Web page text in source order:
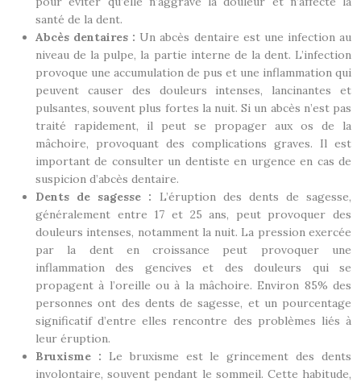
santé de la dent.
Abcès dentaires : Un abcès dentaire est une infection au
niveau de la pulpe, la partie interne de la dent. L’infection
provoque une accumulation de pus et une inflammation qui
peuvent causer des douleurs intenses, lancinantes et
pulsantes, souvent plus fortes la nuit. Si un abcès n’est pas
traité rapidement, il peut se propager aux os de la
mâchoire, provoquant des complications graves. Il est
important de consulter un dentiste en urgence en cas de
suspicion d’abcès dentaire.
Dents de sagesse : L’éruption des dents de sagesse,
généralement entre 17 et 25 ans, peut provoquer des
douleurs intenses, notamment la nuit. La pression exercée
par la dent en croissance peut provoquer une
inflammation des gencives et des douleurs qui se
propagent à l’oreille ou à la mâchoire. Environ 85% des
personnes ont des dents de sagesse, et un pourcentage
significatif d’entre elles rencontre des problèmes liés à
leur éruption.
Bruxisme : Le bruxisme est le grincement des dents
involontaire, souvent pendant le sommeil. Cette habitude,